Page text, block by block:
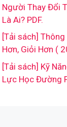
Người Thay Đổi
Là Ai? PDF.
[Tải sách] Thông
Hơn, Giỏi Hơn (
[Tải sách] Kỹ
Lực Học Đường